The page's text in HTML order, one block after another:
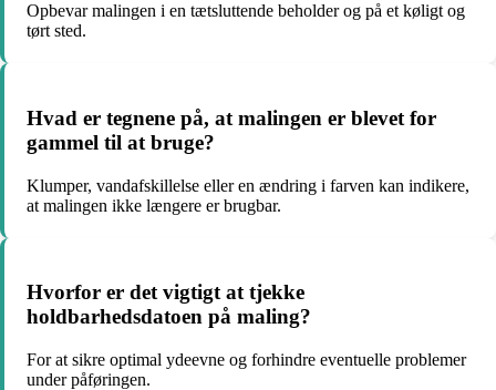
Opbevar malingen i en tætsluttende beholder og på et køligt og
tørt sted.
Hvad er tegnene på, at malingen er blevet for
gammel til at bruge?
Klumper, vandafskillelse eller en ændring i farven kan indikere,
at malingen ikke længere er brugbar.
Hvorfor er det vigtigt at tjekke
holdbarhedsdatoen på maling?
For at sikre optimal ydeevne og forhindre eventuelle problemer
under påføringen.